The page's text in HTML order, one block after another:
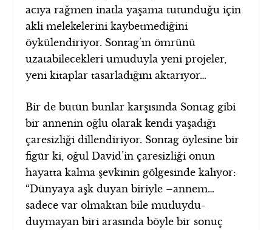
acıya rağmen inatla yaşama tutunduğu için
akli melekelerini kaybetmediğini
öykülendiriyor. Sontag’ın ömrünü
uzatabilecekleri umuduyla yeni projeler,
yeni kitaplar tasarladığını aktarıyor…
Bir de bütün bunlar karşısında Sontag gibi
bir annenin oğlu olarak kendi yaşadığı
çaresizliği dillendiriyor. Sontag öylesine bir
figür ki, oğul David’in çaresizliği onun
hayatta kalma şevkinin gölgesinde kalıyor:
“Dünyaya aşk duyan biriyle –annem…
sadece var olmaktan bile mutluydu-
duymayan biri arasında böyle bir sonuç